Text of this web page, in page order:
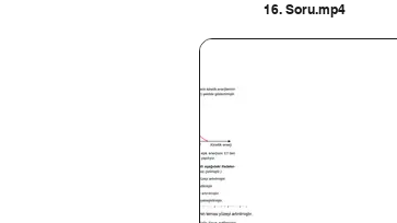
16. Soru.mp4